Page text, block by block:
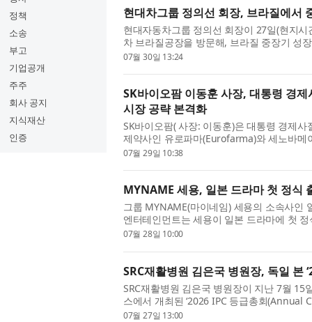
정책
소송
부고
기업공개
주주
회사 공지
지식재산
인증
현대차그룹 정의선 회장, 브라질에서
현대자동차그룹 정의선 회장이 27일(현지
차 브라질공장을 방문해, 브라질 중장기 성
계해 한국 경제사절단으로 브라질...
07월 30일 13:24
SK바이오팜 이동훈 사장, 대통령 경
시장 공략 본격화
SK바이오팜( 사장: 이동훈)은 대통령 경제
제약사인 유로파마(Eurofarma)와 세노바
이트 브라질 출시를 계기로 6억 명 규...
07월 29일 10:38
MYNAME 세용, 일본 드라마 첫 정식
그룹 MYNAME(마이네임) 세용의 소속사인
엔터테인먼트는 세용이 일본 드라마에 첫
혔다. 세용은 후지TV의 월요일 밤 9시...
07월 28일 10:00
SRC재활병원 김은국 병원장, 독일 본
SRC재활병원 김은국 병원장이 지난 7월
스에서 개최된 ‘2026 IPC 등급총회
분류 위원장 자격으로 참석해 국제 ...
07월 27일 13:00